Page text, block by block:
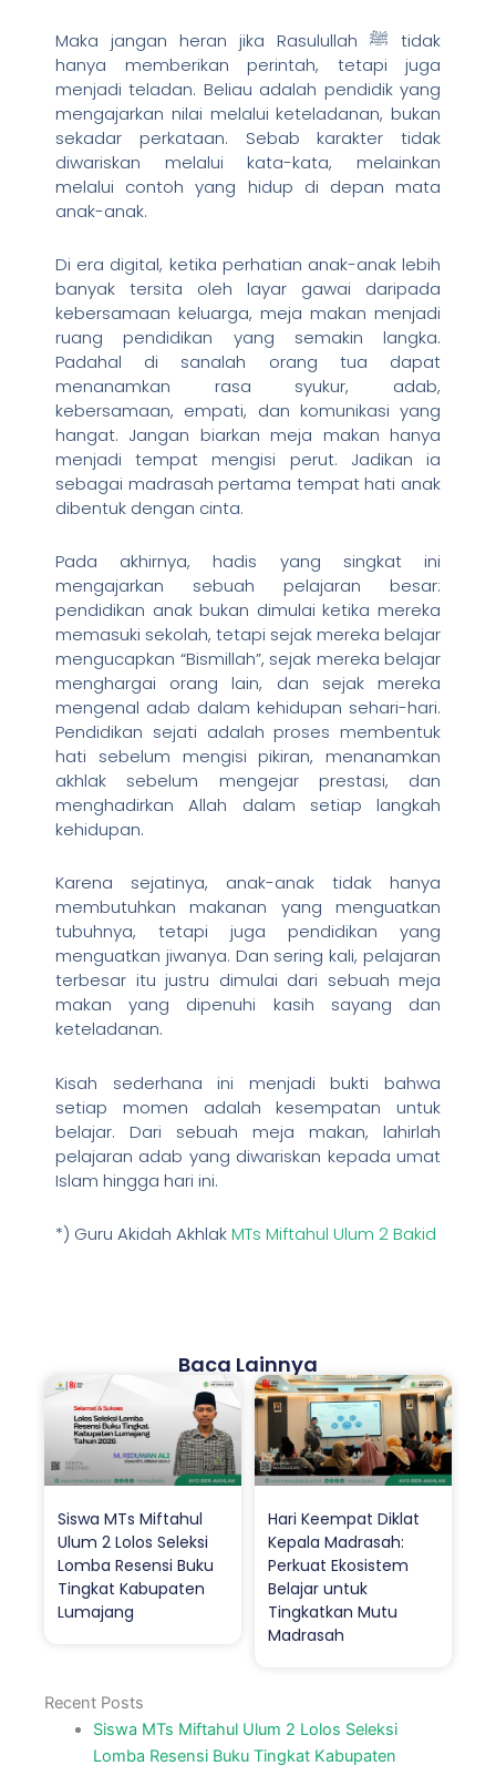
Maka jangan heran jika Rasulullah ﷺ tidak
hanya memberikan perintah, tetapi juga
menjadi teladan. Beliau adalah pendidik yang
mengajarkan nilai melalui keteladanan, bukan
sekadar perkataan. Sebab karakter tidak
diwariskan melalui kata-kata, melainkan
melalui contoh yang hidup di depan mata
anak-anak.
Di era digital, ketika perhatian anak-anak lebih
banyak tersita oleh layar gawai daripada
kebersamaan keluarga, meja makan menjadi
ruang pendidikan yang semakin langka.
Padahal di sanalah orang tua dapat
menanamkan rasa syukur, adab,
kebersamaan, empati, dan komunikasi yang
hangat. Jangan biarkan meja makan hanya
menjadi tempat mengisi perut. Jadikan ia
sebagai madrasah pertama tempat hati anak
dibentuk dengan cinta.
Pada akhirnya, hadis yang singkat ini
mengajarkan sebuah pelajaran besar:
pendidikan anak bukan dimulai ketika mereka
memasuki sekolah, tetapi sejak mereka belajar
mengucapkan “Bismillah”, sejak mereka belajar
menghargai orang lain, dan sejak mereka
mengenal adab dalam kehidupan sehari-hari.
Pendidikan sejati adalah proses membentuk
hati sebelum mengisi pikiran, menanamkan
akhlak sebelum mengejar prestasi, dan
menghadirkan Allah dalam setiap langkah
kehidupan.
Karena sejatinya, anak-anak tidak hanya
membutuhkan makanan yang menguatkan
tubuhnya, tetapi juga pendidikan yang
menguatkan jiwanya. Dan sering kali, pelajaran
terbesar itu justru dimulai dari sebuah meja
makan yang dipenuhi kasih sayang dan
keteladanan.
Kisah sederhana ini menjadi bukti bahwa
setiap momen adalah kesempatan untuk
belajar. Dari sebuah meja makan, lahirlah
pelajaran adab yang diwariskan kepada umat
Islam hingga hari ini.
*) Guru Akidah AkhlakMTs Miftahul Ulum 2 Bakid
Baca Lainnya
Siswa MTs Miftahul
Ulum 2 Lolos Seleksi
Lomba Resensi Buku
Tingkat Kabupaten
Lumajang
Hari Keempat Diklat
Kepala Madrasah:
Perkuat Ekosistem
Belajar untuk
Tingkatkan Mutu
Madrasah
Recent Posts
Siswa MTs Miftahul Ulum 2 Lolos Seleksi
Lomba Resensi Buku Tingkat Kabupaten